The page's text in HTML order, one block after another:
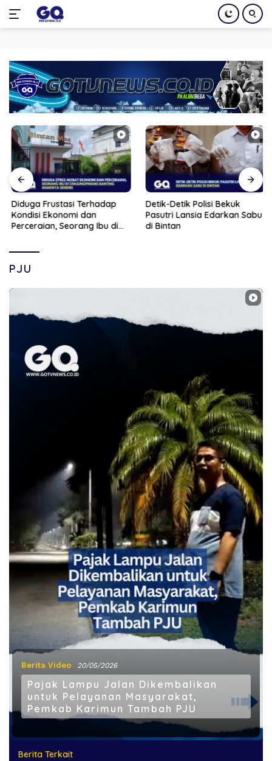
konten
Diduga Frustasi Terhadap
Kondisi Ekonomi dan
Perceraian, Seorang Ibu di
Detik-Detik Polisi Bekuk
Pasutri Lansia Edarkan Sabu
di Bintan
PJU
Berita Video 20/05/2026
Pajak Lampu Jalan Dikembalikan
untuk Pelayanan Masyarakat,
Pemkab Karimun Tambah PJU
Berita Terkait